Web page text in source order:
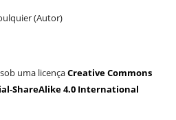
(Autor)
uma licençaCreative Commons
ShareAlike 4.0 International